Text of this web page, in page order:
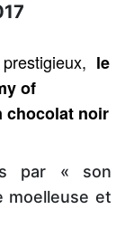
le
of
chocolat noir
par « son
moelleuse et